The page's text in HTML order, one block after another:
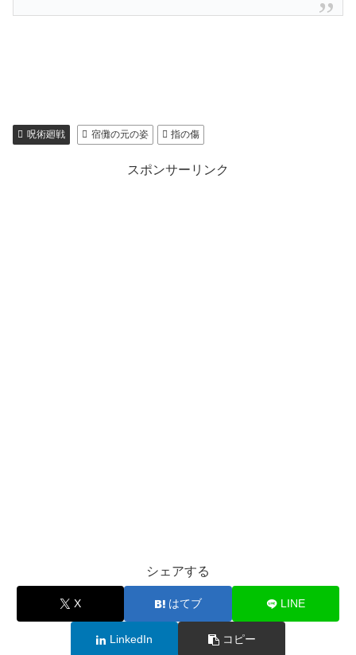
呪術廻戦 宿儺の元の姿 指の傷
スポンサーリンク
シェアする
X はてブ LINE
LinkedIn コピー